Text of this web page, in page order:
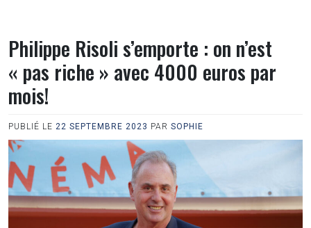
Philippe Risoli s’emporte : on n’est
« pas riche » avec 4000 euros par
mois!
PUBLIÉ LE 22 SEPTEMBRE 2023 PAR SOPHIE